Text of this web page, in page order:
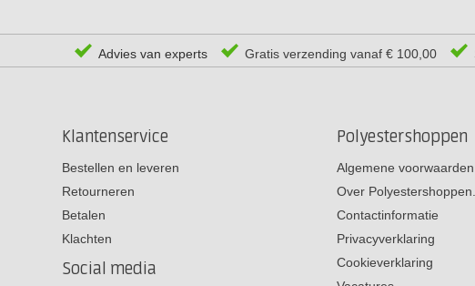
Advies van experts Gratis verzending vanaf € 100,00
Klantenservice
Bestellen en leveren
Retourneren
Betalen
Klachten
Social media
Polyestershoppen
Algemene voorwaarden
Over
Contactinformatie
Privacyverklaring
Cookieverklaring